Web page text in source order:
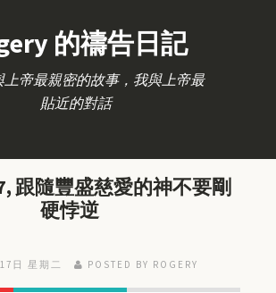
的禱告日記
上帝最親密的故事，我與上帝最
貼近的對話
跟隨豐盛慈愛的神不要剛
硬悖逆
日 星期二 POSTED BY ROGERY